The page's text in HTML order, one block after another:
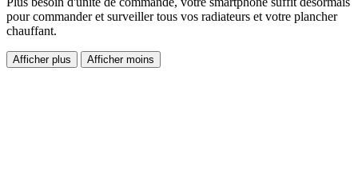
pour commander et surveiller tous vos radiateurs et votre plancher
chauffant.
Afficher plus Afficher moins